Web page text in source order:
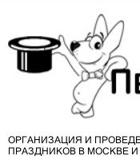
ОРГАНИЗАЦИЯ И
ПРАЗДНИКОВ В МОСКВЕ